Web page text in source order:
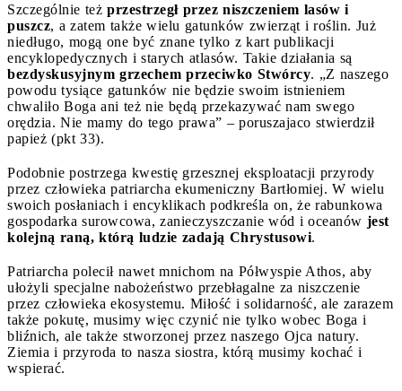
Szczególnie też przestrzegł przez niszczeniem lasów i
puszcz, a zatem także wielu gatunków zwierząt i roślin. Już
niedługo, mogą one być znane tylko z kart publikacji
encyklopedycznych i starych atlasów. Takie działania są
bezdyskusyjnym grzechem przeciwko Stwórcy. „Z naszego
powodu tysiące gatunków nie będzie swoim istnieniem
chwaliło Boga ani też nie będą przekazywać nam swego
orędzia. Nie mamy do tego prawa” – poruszajaco stwierdził
papież (pkt 33).
Podobnie postrzega kwestię grzesznej eksploatacji przyrody
przez człowieka patriarcha ekumeniczny Bartłomiej. W wielu
swoich posłaniach i encyklikach podkreśla on, że rabunkowa
gospodarka surowcowa, zanieczyszczanie wód i oceanów jest
kolejną raną, którą ludzie zadają Chrystusowi.
Patriarcha polecił nawet mnichom na Półwyspie Athos, aby
ułożyli specjalne nabożeństwo przebłagalne za niszczenie
przez człowieka ekosystemu. Miłość i solidarność, ale zarazem
także pokutę, musimy więc czynić nie tylko wobec Boga i
bliźnich, ale także stworzonej przez naszego Ojca natury.
Ziemia i przyroda to nasza siostra, którą musimy kochać i
wspierać.